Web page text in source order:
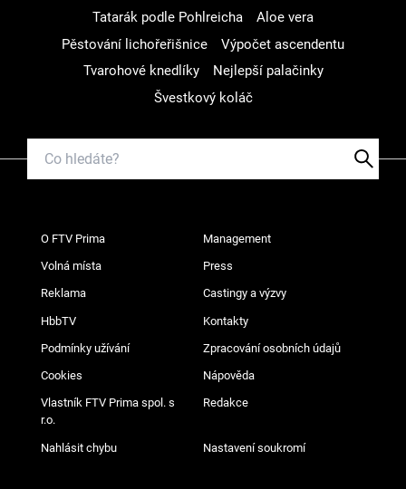
Tatarák podle Pohlreicha
Aloe vera
Pěstování lichořeřišnice
Výpočet ascendentu
Tvarohové knedlíky
Nejlepší palačinky
Švestkový koláč
O FTV Prima Management
Volná místa Press
Reklama Castingy a výzvy
HbbTV Kontakty
Podmínky užívání Zpracování osobních údajů
Cookies Nápověda
Vlastník FTV Prima spol. s
r.o.
Redakce
Nahlásit chybu Nastavení soukromí